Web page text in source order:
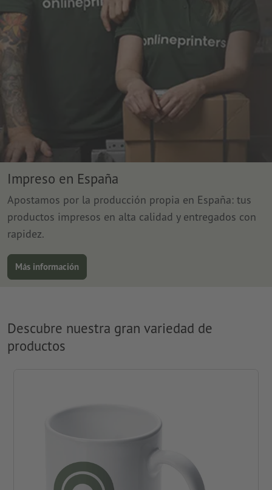
Impreso en España
Apostamos por la producción propia en España: tus
productos impresos en alta calidad y entregados con
rapidez.
Más información
Descubre nuestra gran variedad de
productos